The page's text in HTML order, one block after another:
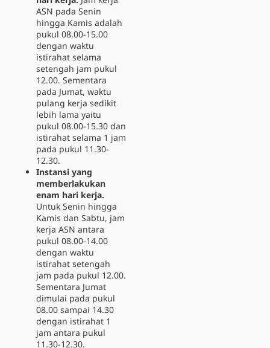
ASN pada Senin
hingga Kamis adalah
pukul 08.00-15.00
dengan waktu
istirahat selama
setengah jam pukul
12.00. Sementara
pada Jumat, waktu
pulang kerja sedikit
lebih lama yaitu
pukul 08.00-15.30 dan
istirahat selama 1 jam
pada pukul 11.30-
12.30.
Instansi yang
memberlakukan
enam hari kerja.
Untuk Senin hingga
Kamis dan Sabtu, jam
kerja ASN antara
pukul 08.00-14.00
dengan waktu
istirahat setengah
jam pada pukul 12.00.
Sementara Jumat
dimulai pada pukul
08.00 sampai 14.30
dengan istirahat 1
jam antara pukul
11.30-12.30.